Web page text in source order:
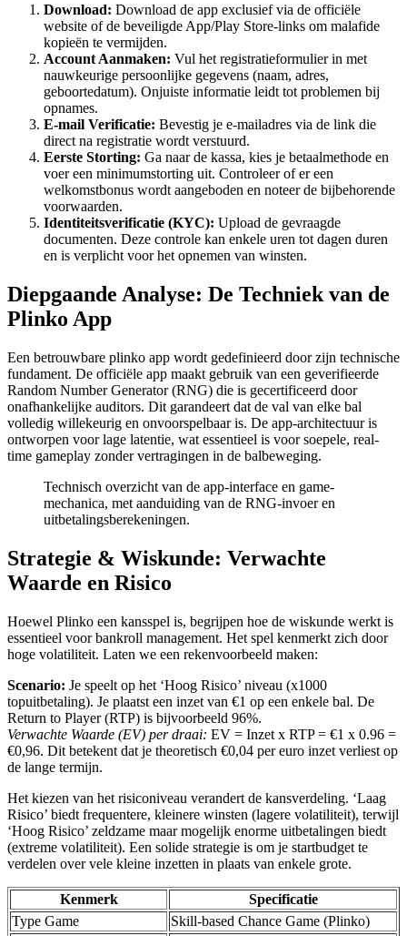
Download: Download de app exclusief via de officiële
website of de beveiligde App/Play Store-links om malafide
kopieën te vermijden.
Account Aanmaken: Vul het registratieformulier in met
nauwkeurige persoonlijke gegevens (naam, adres,
geboortedatum). Onjuiste informatie leidt tot problemen bij
opnames.
E-mail Verificatie: Bevestig je e-mailadres via de link die
direct na registratie wordt verstuurd.
Eerste Storting: Ga naar de kassa, kies je betaalmethode en
voer een minimumstorting uit. Controleer of er een
welkomstbonus wordt aangeboden en noteer de bijbehorende
voorwaarden.
Identiteitsverificatie (KYC): Upload de gevraagde
documenten. Deze controle kan enkele uren tot dagen duren
en is verplicht voor het opnemen van winsten.
Diepgaande Analyse: De Techniek van de
Plinko App
Een betrouwbare plinko app wordt gedefinieerd door zijn technische
fundament. De officiële app maakt gebruik van een geverifieerde
Random Number Generator (RNG) die is gecertificeerd door
onafhankelijke auditors. Dit garandeert dat de val van elke bal
volledig willekeurig en onvoorspelbaar is. De app-architectuur is
ontworpen voor lage latentie, wat essentieel is voor soepele, real-
time gameplay zonder vertragingen in de balbeweging.
Technisch overzicht van de app-interface en game-
mechanica, met aanduiding van de RNG-invoer en
uitbetalingsberekeningen.
Strategie & Wiskunde: Verwachte
Waarde en Risico
Hoewel Plinko een kansspel is, begrijpen hoe de wiskunde werkt is
essentieel voor bankroll management. Het spel kenmerkt zich door
hoge volatiliteit. Laten we een rekenvoorbeeld maken:
Scenario: Je speelt op het ‘Hoog Risico’ niveau (x1000
topuitbetaling). Je plaatst een inzet van €1 op een enkele bal. De
Return to Player (RTP) is bijvoorbeeld 96%.
Verwachte Waarde (EV) per draai: EV = Inzet x RTP = €1 x 0.96 =
€0,96. Dit betekent dat je theoretisch €0,04 per euro inzet verliest op
de lange termijn.
Het kiezen van het risiconiveau verandert de kansverdeling. ‘Laag
Risico’ biedt frequentere, kleinere winsten (lagere volatiliteit), terwijl
‘Hoog Risico’ zeldzame maar mogelijk enorme uitbetalingen biedt
(extreme volatiliteit). Een solide strategie is om je startbudget te
verdelen over vele kleine inzetten in plaats van enkele grote.
Kenmerk
Specificatie
Type Game
Skill-based Chance Game (Plinko)